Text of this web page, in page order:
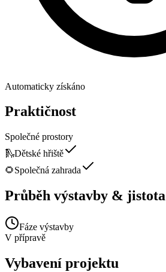
Automaticky získáno
Praktičnost
Společné prostory
🛝Dětské hřiště
🌻Společná zahrada
Průběh výstavby & jistota
Fáze výstavby
V přípravě
Vybavení projektu